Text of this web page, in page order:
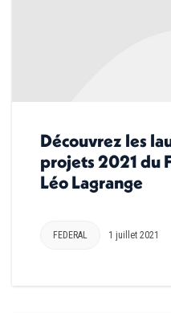
Découvrez les
projets 2021 du
Léo Lagrange
FEDERAL 1 juillet 2021